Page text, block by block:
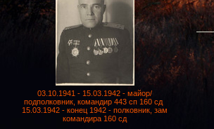
03.10.1941 - 15.03.1942 - майор/
подполковник, командир 443 сп 160 сд
15.03.1942 - конец 1942 - полковник, зам
командира 160 сд